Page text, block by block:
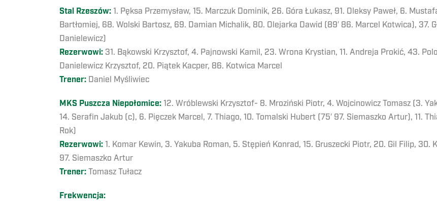
Stal Rzeszów: 1. Pęksa Przemysław, 15. Marczuk Dominik, 26. Góra Łukasz, 91. Oleksy Paweł, 6.
Bartłomiej, 68. Wolski Bartosz, 69. Damian Michalik, 80. Olejarka Dawid (89′ 86. Marcel Kotwica), 37.
Danielewicz)
Rezerwowi: 31. Bąkowski Krzysztof, 4. Pajnowski Kamil, 23. Wrona Krystian, 11. Andreja Prokić, 43.
Danielewicz Krzysztof, 20. Piątek Kacper, 86. Kotwica Marcel
Trener: Daniel Myśliwiec
MKS Puszcza Niepołomice: 12. Wróblewski Krzysztof- 8. Mroziński Piotr, 4. Wojcinowicz Tomasz (3.
14. Serafin Jakub (c), 6. Pięczek Marcel, 7. Thiago, 10. Tomalski Hubert (75′ 97. Siemaszko Artur), 11.
Rok)
Rezerwowi: 1. Komar Kewin, 3. Yakuba Roman, 5. Stępień Konrad, 15. Gruszecki Piotr, 20. Gil Filip,
97. Siemaszko Artur
Trener: Tomasz Tułacz
Frekwencja: